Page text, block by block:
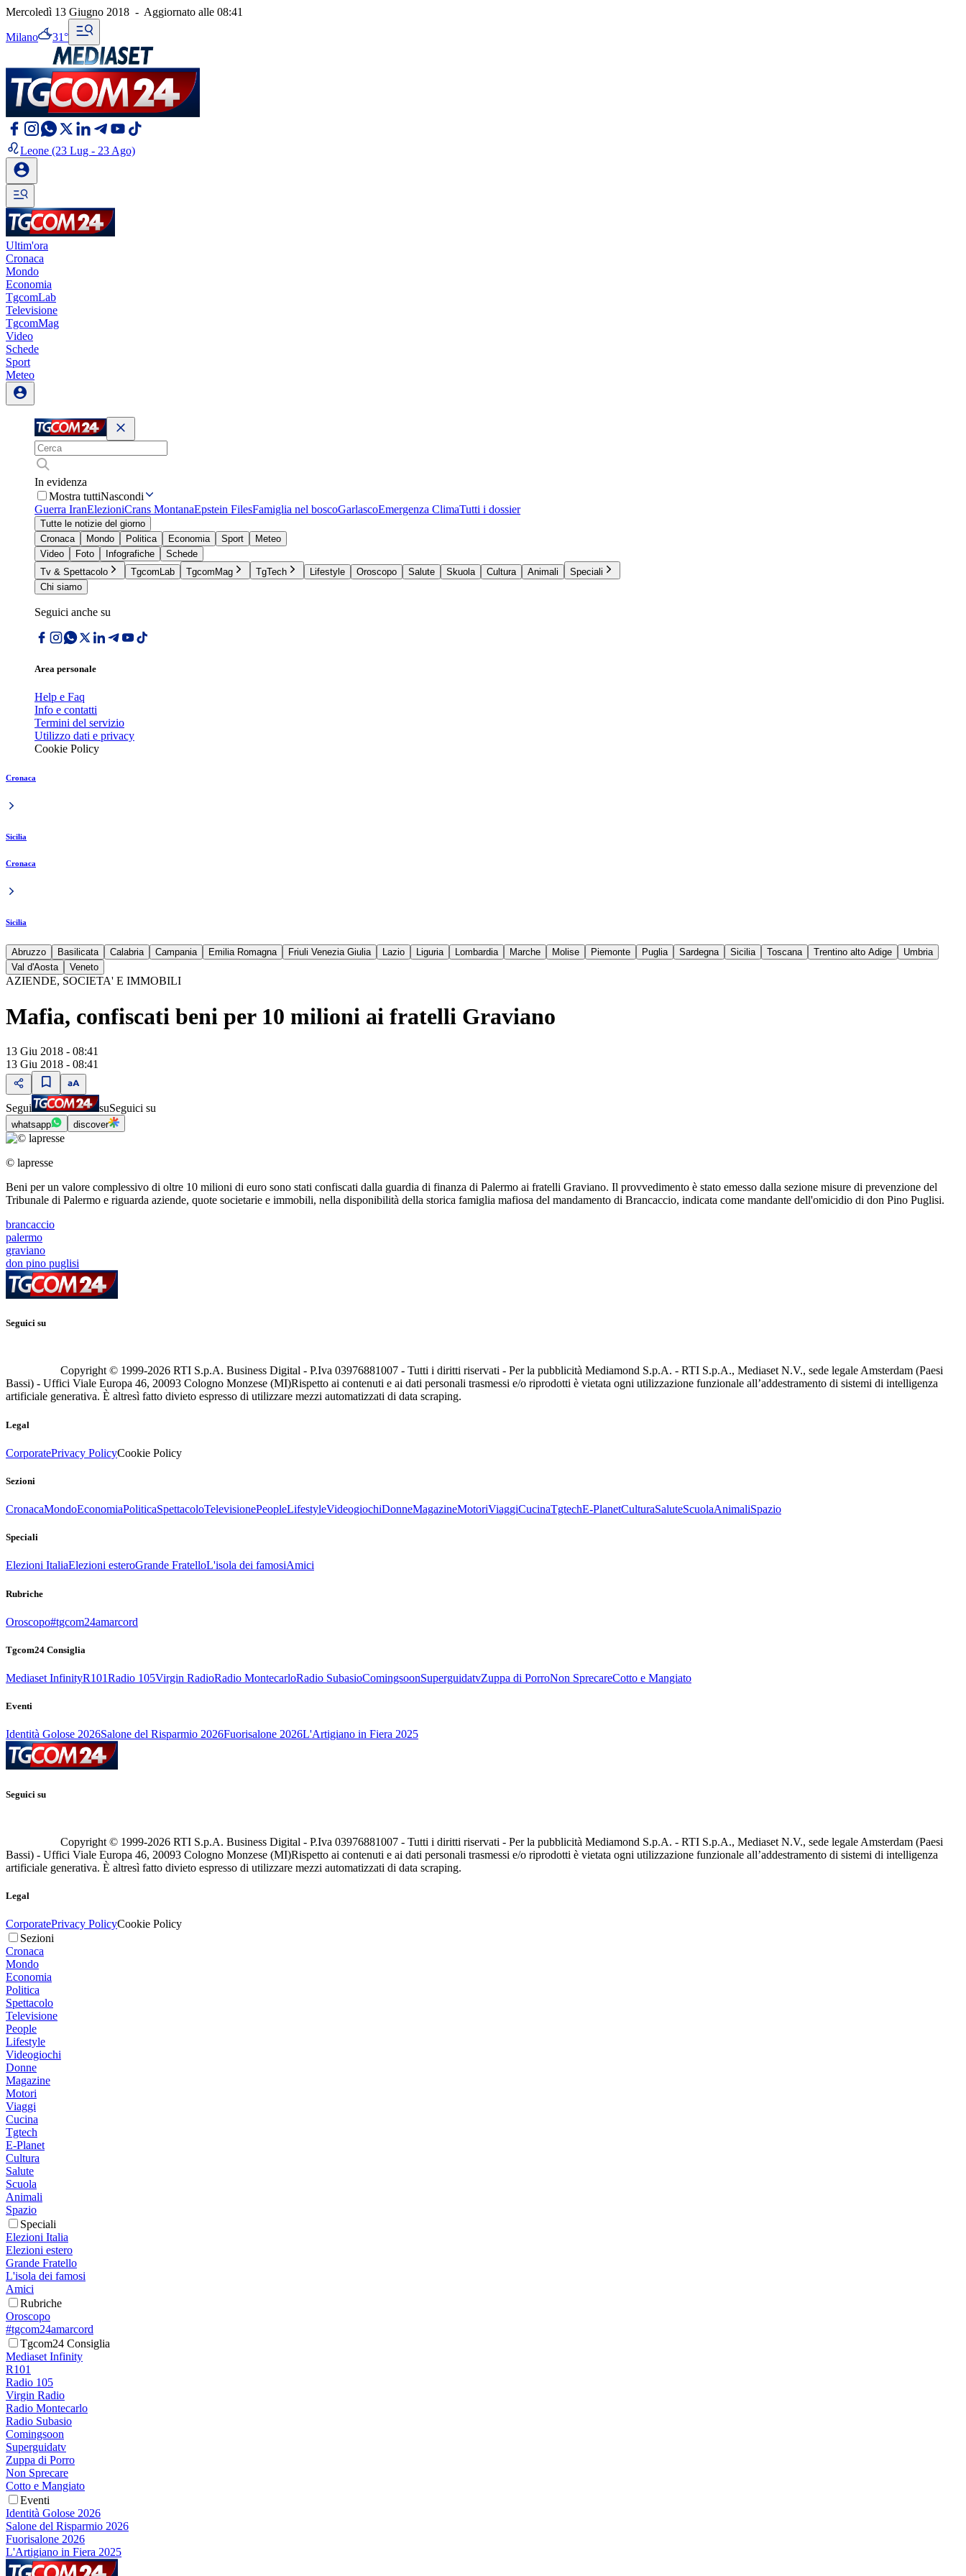
Mercoledì 13 Giugno 2018 - Aggiornato alle 08:41
Milano 31°
Leone (23 Lug - 23 Ago)
Ultim'ora
Cronaca
Mondo
Economia
TgcomLab
Televisione
TgcomMag
Video
Schede
Sport
Meteo
In evidenza
Mostra tuttiNascondi
Guerra IranElezioniCrans MontanaEpstein FilesFamiglia nel boscoGarlascoEmergenza ClimaTutti i dossier
Tutte le notizie del giorno
Cronaca
Mondo Politica Economia Sport
Meteo
Video
Foto Infografiche
Schede
Tv & Spettacolo
TgcomLab TgcomMag TgTech Lifestyle Oroscopo Salute Skuola Cultura Animali
Speciali
Chi siamo
Seguici anche su
Area personale
Help e Faq
Info e contatti
Termini del servizio
Utilizzo dati e privacy
Cookie Policy
Cronaca
Sicilia
Cronaca
Sicilia
Abruzzo Basilicata Calabria Campania Emilia Romagna Friuli Venezia Giulia Lazio Liguria Lombardia Marche Molise Piemonte Puglia Sardegna Sicilia Toscana Trentino alto Adige
Umbria
Val d'Aosta
Veneto
AZIENDE, SOCIETA' E IMMOBILI
Mafia, confiscati beni per 10 milioni ai fratelli Graviano
13 Giu 2018 - 08:41
13 Giu 2018 - 08:41
Segui suSeguici su
whatsapp discover
© lapresse
Beni per un valore complessivo di oltre 10 milioni di euro sono stati confiscati dalla guardia di finanza di Palermo ai fratelli Graviano. Il provvedimento è stato emesso dalla sezione misure di prevenzione del
Tribunale di Palermo e riguarda aziende, quote societarie e immobili, nella disponibilità della storica famiglia mafiosa del mandamento di Brancaccio, indicata come mandante dell'omicidio di don Pino Puglisi.
brancaccio
palermo
graviano
don pino puglisi
Seguici su
Copyright © 1999-2026 RTI S.p.A. Business Digital - P.Iva 03976881007 - Tutti i diritti riservati - Per la pubblicità Mediamond S.p.A. - RTI S.p.A., Mediaset N.V., sede legale Amsterdam (Paesi
Bassi) - Uffici Viale Europa 46, 20093 Cologno Monzese (MI)Rispetto ai contenuti e ai dati personali trasmessi e/o riprodotti è vietata ogni utilizzazione funzionale all’addestramento di sistemi di intelligenza
artificiale generativa. È altresì fatto divieto espresso di utilizzare mezzi automatizzati di data scraping.
Legal
CorporatePrivacy PolicyCookie Policy
Sezioni
CronacaMondoEconomiaPoliticaSpettacoloTelevisionePeopleLifestyleVideogiochiDonneMagazineMotoriViaggiCucinaTgtechE-PlanetCulturaSaluteScuolaAnimaliSpazio
Speciali
Elezioni ItaliaElezioni esteroGrande FratelloL'isola dei famosiAmici
Rubriche
Oroscopo#tgcom24amarcord
Tgcom24 Consiglia
Mediaset InfinityR101Radio 105Virgin RadioRadio MontecarloRadio SubasioComingsoonSuperguidatvZuppa di PorroNon SprecareCotto e Mangiato
Eventi
Identità Golose 2026Salone del Risparmio 2026Fuorisalone 2026L'Artigiano in Fiera 2025
Seguici su
Copyright © 1999-2026 RTI S.p.A. Business Digital - P.Iva 03976881007 - Tutti i diritti riservati - Per la pubblicità Mediamond S.p.A. - RTI S.p.A., Mediaset N.V., sede legale Amsterdam (Paesi
Bassi) - Uffici Viale Europa 46, 20093 Cologno Monzese (MI)Rispetto ai contenuti e ai dati personali trasmessi e/o riprodotti è vietata ogni utilizzazione funzionale all’addestramento di sistemi di intelligenza
artificiale generativa. È altresì fatto divieto espresso di utilizzare mezzi automatizzati di data scraping.
Legal
CorporatePrivacy PolicyCookie Policy
Sezioni
Cronaca
Mondo
Economia
Politica
Spettacolo
Televisione
People
Lifestyle
Videogiochi
Donne
Magazine
Motori
Viaggi
Cucina
Tgtech
E-Planet
Cultura
Salute
Scuola
Animali
Spazio
Speciali
Elezioni Italia
Elezioni estero
Grande Fratello
L'isola dei famosi
Amici
Rubriche
Oroscopo
#tgcom24amarcord
Tgcom24 Consiglia
Mediaset Infinity
R101
Radio 105
Virgin Radio
Radio Montecarlo
Radio Subasio
Comingsoon
Superguidatv
Zuppa di Porro
Non Sprecare
Cotto e Mangiato
Eventi
Identità Golose 2026
Salone del Risparmio 2026
Fuorisalone 2026
L'Artigiano in Fiera 2025